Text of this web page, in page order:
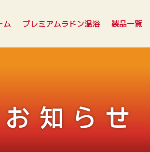
ム プレミアムラドン温浴 製品一覧
お知らせ